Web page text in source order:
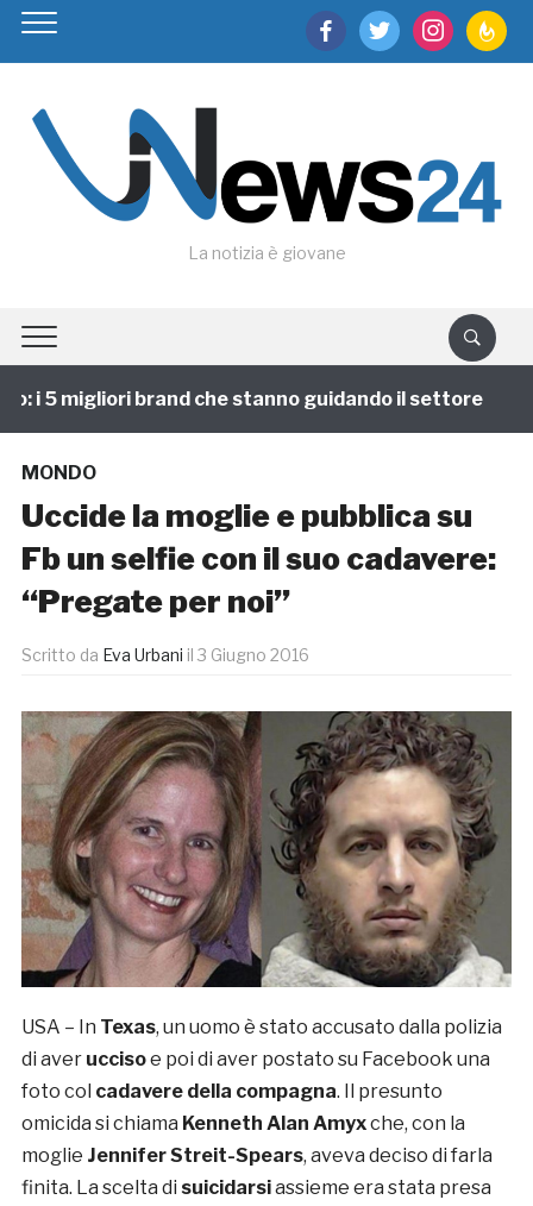
facebooktwitter instagram
La notizia è giovane
i 5 migliori brand che stanno guidando il settore
MONDO
Uccide la moglie e pubblica su
Fb un selfie con il suo cadavere:
“Pregate per noi”
Scritto da Eva Urbani il 3 Giugno 2016
USA – In Texas, un uomo è stato accusato dalla polizia
di aver uccisoe poi di aver postato su Facebook una
foto col cadavere della compagna. Il presunto
omicida si chiama Kenneth Alan Amyxche, con la
moglie Jennifer Streit-Spears, aveva deciso di farla
finita. La scelta di suicidarsiassieme era stata presa